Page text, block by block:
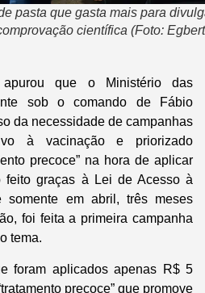
pasta que gasta mais para
científica (Foto:
que o Ministério das
sob o comando de Fábio
da necessidade de campanhas
à vacinação e priorizado
precoce” na hora de aplicar
feito graças à Lei de Acesso à
somente em abril, três meses
foi feita a primeira campanha
tema.
foram aplicados apenas R$ 5
precoce” que promove